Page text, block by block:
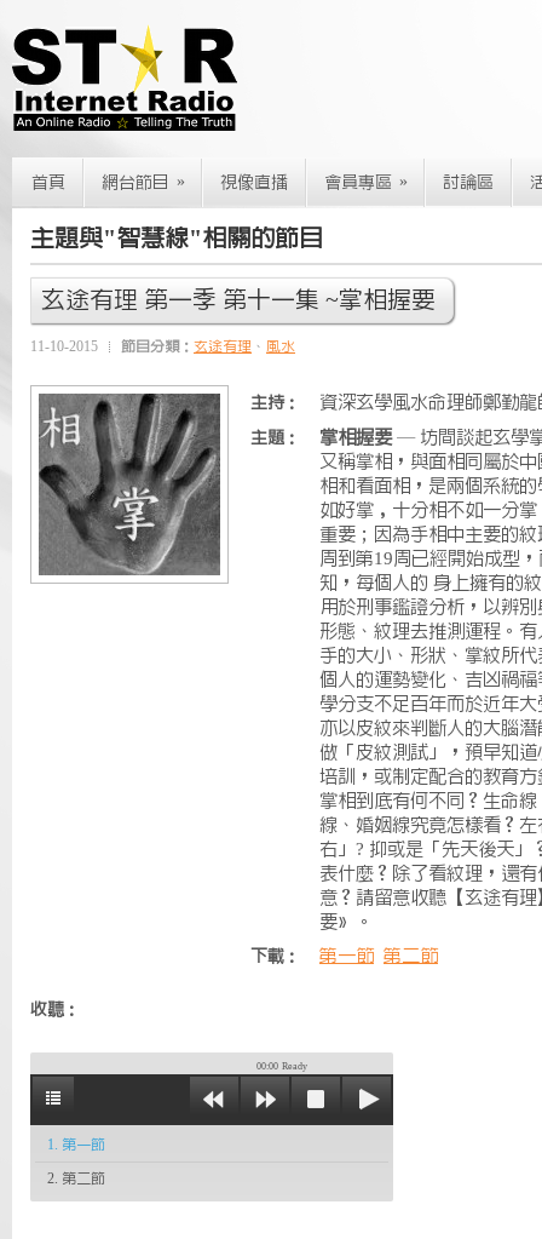
首頁 網台節目 » 視像直播 會員專區 » 討論區
主題與"智慧線"相關的節目
玄途有理 第一季 第十一集 ~掌相握要
11-10-2015 節目分類： 玄途有理 、 風水
主持： 資深玄學風水命理師鄭勤龍
主題： 掌相握要— 坊間談起玄學
又稱掌相，與面相同屬於
相和看面相，是兩個系統
如好掌﹐十分相不如一分
重要；因為手相中主要的
周到第19周已經開始成型
知，每個人的 身上擁有的
用於刑事鑑證分析，以辨
形態、紋理去推測運程。
手的大小、形狀、掌紋所
個人的運勢變化、吉凶禍
學分支不足百年而於近年
亦以皮紋來判斷人的大腦
做「皮紋測試」，預早知
培訓，或制定配合的教育
掌相到底有何不同？生命
線、婚姻線究竟怎樣看？
右」? 抑或是「先天後天」
表什麼？除了看紋理，還
意？請留意收聽【玄途有
要》。
下載： 第一節 第二節
收聽：
00:00 Ready
1. 第一節
2. 第二節